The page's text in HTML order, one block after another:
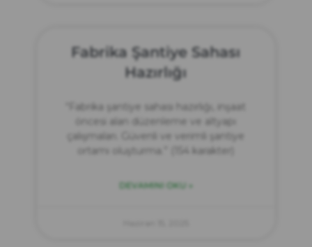
Fabrika Şantiye Sahası
Hazırlığı
“Fabrika şantiye sahası hazırlığı, inşaat
öncesi alan düzenleme ve altyapı
çalışmaları. Güvenli ve verimli şantiye
ortamı oluşturma.” (154 karakter)
DEVAMINI OKU »